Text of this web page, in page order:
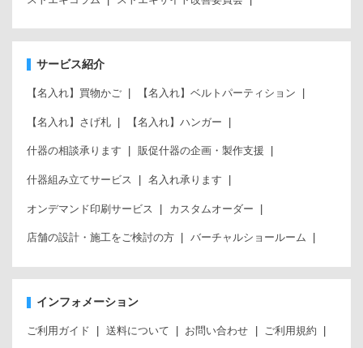
サービス紹介
【名入れ】買物かご 【名入れ】ベルトパーティション
【名入れ】さげ札 【名入れ】ハンガー
什器の相談承ります 販促什器の企画・製作支援
什器組み立てサービス 名入れ承ります
オンデマンド印刷サービス カスタムオーダー
店舗の設計・施工をご検討の方 バーチャルショールーム
インフォメーション
ご利用ガイド 送料について お問い合わせ ご利用規約